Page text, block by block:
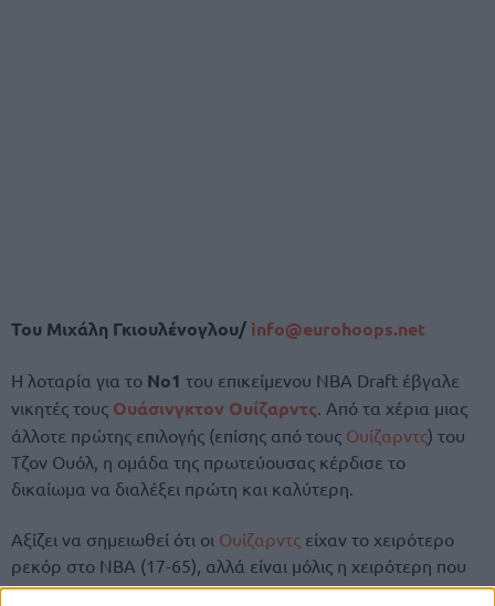
Του Μιχάλη Γκιουλένογλου/ info@eurohoops.net
Η λοταρία για το Νο1 του επικείμενου NBA Draft έβγαλε
νικητές τους Ουάσινγκτον Ουίζαρντς. Από τα χέρια μιας
άλλοτε πρώτης επιλογής (επίσης από τους Ουίζαρντς) του
Τζον Ουόλ, η ομάδα της πρωτεύουσας κέρδισε το
δικαίωμα να διαλέξει πρώτη και καλύτερη.
Αξίζει να σημειωθεί ότι οι Ουίζαρντς είχαν το χειρότερο
ρεκόρ στο ΝΒΑ (17-65), αλλά είναι μόλις η χειρότερη που
λαμβάνει το Νο1, από τη στιγμή που το ΝΒΑ άλλαξε το